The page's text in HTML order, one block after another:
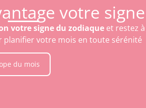
votre signe
votre signe du zodiaqueet restez
planifier votre mois en toute sérénité
du mois